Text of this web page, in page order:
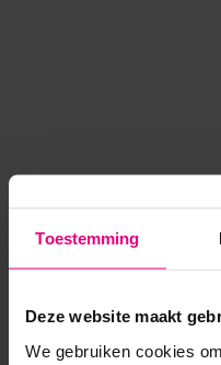
Toestemming
Deze website maakt
We gebruiken cookies